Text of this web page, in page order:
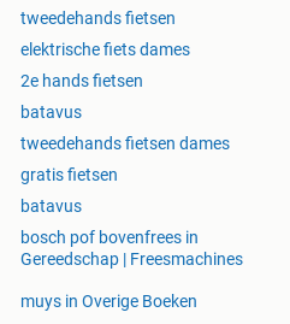
tweedehands fietsen
elektrische fiets dames
2e hands fietsen
batavus
tweedehands fietsen dames
gratis fietsen
batavus
bosch pof bovenfrees in
Gereedschap | Freesmachines
muys in Overige Boeken